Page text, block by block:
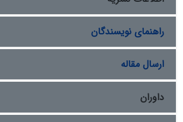
از مهم‌ترین راهکارها در راستای تحقق
مشارکتی است و مدیران منابع طبیعی را
و مدیریت پایدار مراتع یاری می‌نماید.
راهنمای نویسندگان
ارسال مقاله
داوران